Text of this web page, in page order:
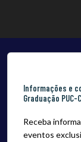
Informações e
Graduação PUC-
Receba
eventos